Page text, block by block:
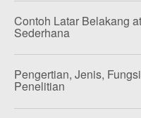
Contoh Latar Belakang
Sederhana
Pengertian, Jenis,
Penelitian